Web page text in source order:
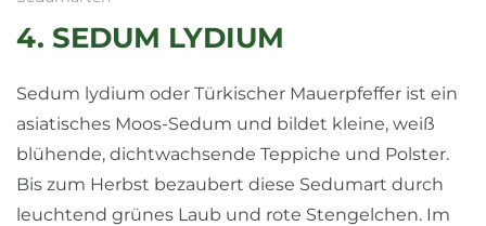
4. SEDUM LYDIUM
Sedum lydium oder Türkischer Mauerpfeffer ist ein
asiatisches Moos-Sedum und bildet kleine, weiß
blühende, dichtwachsende Teppiche und Polster.
Bis zum Herbst bezaubert diese Sedumart durch
leuchtend grünes Laub und rote Stengelchen. Im